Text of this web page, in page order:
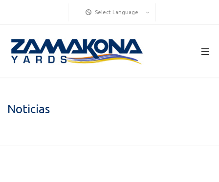
Select Language
Noticias